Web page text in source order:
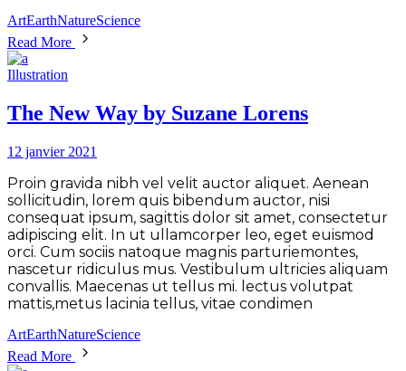
ArtEarthNatureScience
Read More
Illustration
The New Way by Suzane Lorens
12 janvier 2021
Proin gravida nibh vel velit auctor aliquet. Aenean
sollicitudin, lorem quis bibendum auctor, nisi
consequat ipsum, sagittis dolor sit amet, consectetur
adipiscing elit. In ut ullamcorper leo, eget euismod
orci. Cum sociis natoque magnis parturiemontes,
nascetur ridiculus mus. Vestibulum ultricies aliquam
convallis. Maecenas ut tellus mi. lectus volutpat
mattis,metus lacinia tellus, vitae condimen
ArtEarthNatureScience
Read More